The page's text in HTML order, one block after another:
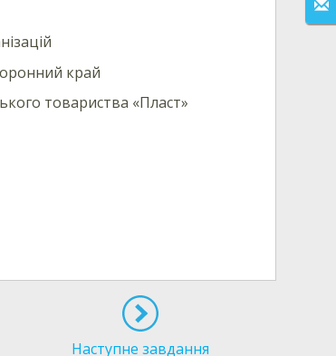
край
товариства «Пласт»
Наступне завдання